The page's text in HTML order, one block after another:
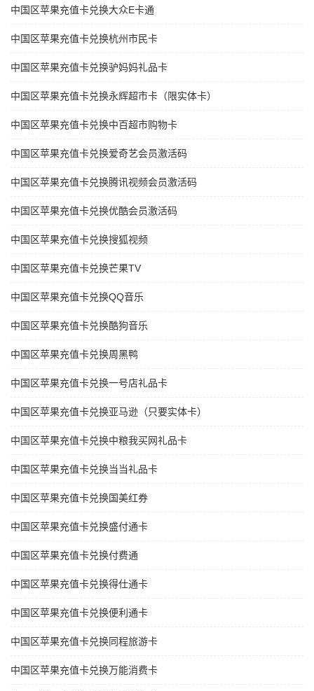
中国区苹果充值卡兑换大众E卡通
中国区苹果充值卡兑换杭州市民卡
中国区苹果充值卡兑换驴妈妈礼品卡
中国区苹果充值卡兑换永辉超市卡（限实体卡）
中国区苹果充值卡兑换中百超市购物卡
中国区苹果充值卡兑换爱奇艺会员激活码
中国区苹果充值卡兑换腾讯视频会员激活码
中国区苹果充值卡兑换优酷会员激活码
中国区苹果充值卡兑换搜狐视频
中国区苹果充值卡兑换芒果TV
中国区苹果充值卡兑换QQ音乐
中国区苹果充值卡兑换酷狗音乐
中国区苹果充值卡兑换周黑鸭
中国区苹果充值卡兑换一号店礼品卡
中国区苹果充值卡兑换亚马逊（只要实体卡）
中国区苹果充值卡兑换中粮我买网礼品卡
中国区苹果充值卡兑换当当礼品卡
中国区苹果充值卡兑换国美红券
中国区苹果充值卡兑换盛付通卡
中国区苹果充值卡兑换付费通
中国区苹果充值卡兑换得仕通卡
中国区苹果充值卡兑换便利通卡
中国区苹果充值卡兑换同程旅游卡
中国区苹果充值卡兑换万能消费卡